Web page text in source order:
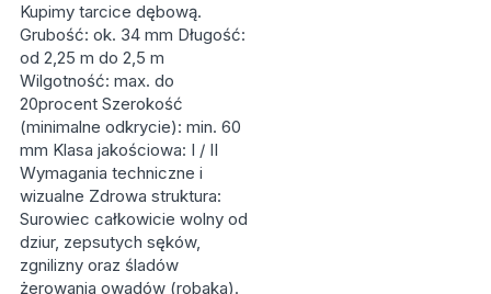
Kupimy tarcice dębową.
Grubość: ok. 34 mm Długość:
od 2,25 m do 2,5 m
Wilgotność: max. do
20procent Szerokość
(minimalne odkrycie): min. 60
mm Klasa jakościowa: I / II
Wymagania techniczne i
wizualne Zdrowa struktura:
Surowiec całkowicie wolny od
dziur, zepsutych sęków,
zgnilizny oraz śladów
żerowania owadów (robaka).